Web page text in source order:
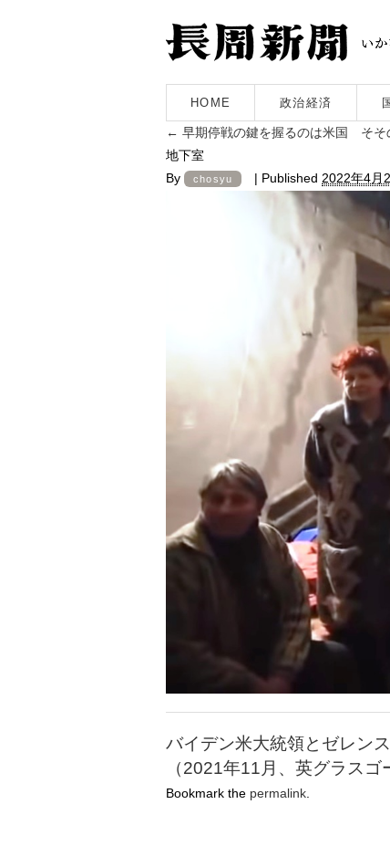
HOME 政治経済
← 早期停戦の鍵を握るのは米国 そそ
地下室
By
chosyu | Published 2022年4月
バイデン米大統領とゼレン
（2021年11月、英グラスゴ
Bookmark the permalink